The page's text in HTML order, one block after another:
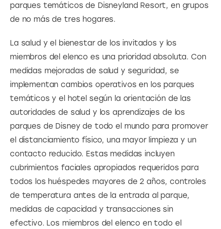
parques temáticos de Disneyland Resort, en grupos
de no más de tres hogares.
La salud y el bienestar de los invitados y los
miembros del elenco es una prioridad absoluta. Con
medidas mejoradas de salud y seguridad, se
implementan cambios operativos en los parques
temáticos y el hotel según la orientación de las
autoridades de salud y los aprendizajes de los
parques de Disney de todo el mundo para promover
el distanciamiento físico, una mayor limpieza y un
contacto reducido. Estas medidas incluyen
cubrimientos faciales apropiados requeridos para
todos los huéspedes mayores de 2 años, controles
de temperatura antes de la entrada al parque,
medidas de capacidad y transacciones sin
efectivo. Los miembros del elenco en todo el